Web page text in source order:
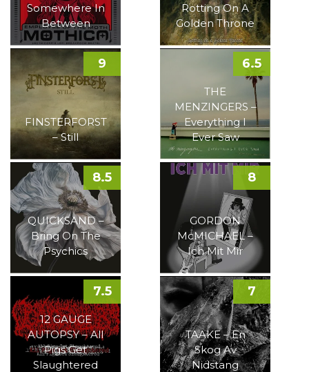
Somewhere In
Between
Rotting On A
Golden Throne
FINSTERFORST
– Still
9
THE
MENZINGERS –
Everything I
Ever Saw
6.5
QUICKSAND –
Bring On The
Psychics
8.5
GORDON
McMICHAEL –
Ich Mit Mir
8
12 GAUGE
AUTOPSY – All
Pigs Get
Slaughtered
7.5
TAAKE – En
Skog Av
Nidstang
7